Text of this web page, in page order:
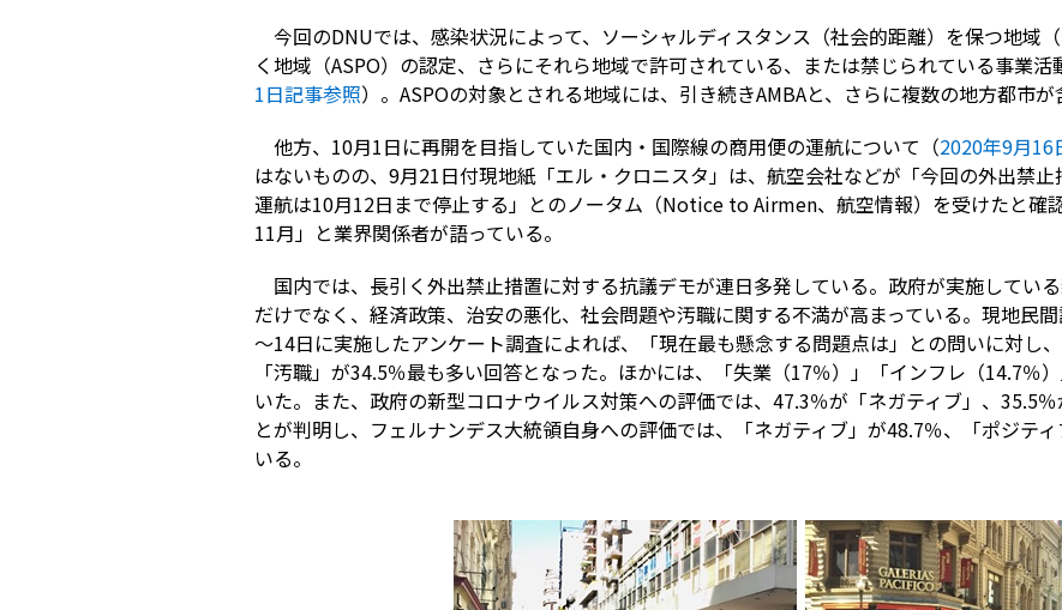
今回のDNUでは、感染状況によって、ソーシャルディスタンス（社会的距離）を保つ地域
く地域（ASPO）の認定、さらにそれら地域で許可されている、または禁じられている事業
1日記事参照）。ASPOの対象とされる地域には、引き続きAMBAと、さらに複数の地方都市が
他方、10月1日に再開を目指していた国内・国際線の商用便の運航について（2020年9月16
はないものの、9月21日付現地紙「エル・クロニスタ」は、航空会社などが「今回の外出禁
運航は10月12日まで停止する」とのノータム（Notice to Airmen、航空情報）を受けたと確
11月」と業界関係者が語っている。
国内では、長引く外出禁止措置に対する抗議デモが連日多発している。政府が実施してい
だけでなく、経済政策、治安の悪化、社会問題や汚職に関する不満が高まっている。現地民
～14日に実施したアンケート調査によれば、「現在最も懸念する問題点は」との問いに対し
「汚職」が34.5％最も多い回答となった。ほかには、「失業（17％）」「インフレ（14.7％
いた。また、政府の新型コロナウイルス対策への評価では、47.3％が「ネガティブ」、35.5
とが判明し、フェルナンデス大統領自身への評価では、「ネガティブ」が48.7％、「ポジテ
いる。